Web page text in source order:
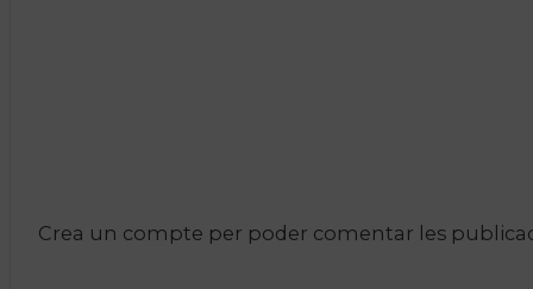
Crea un compte per poder comentar les